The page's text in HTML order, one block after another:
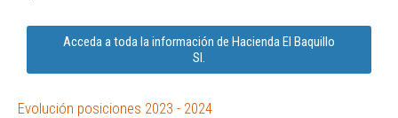
Acceda a toda la información de Hacienda El Baquillo
Sl.
Evolución posiciones 2023 - 2024